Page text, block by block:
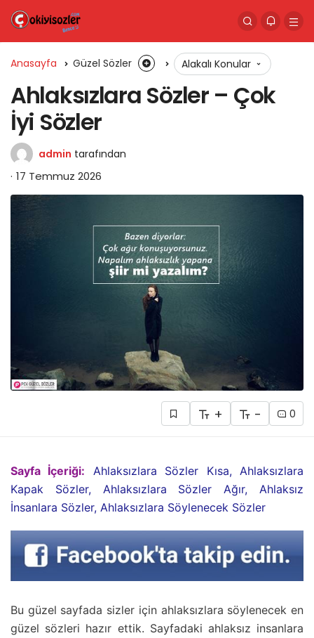
Anasayfa Güzel Sözler Alakalı Konular
Ahlaksızlara Sözler – Çok
İyi Sözler
admin tarafından
17 Temmuz 2026
+ - 0
Sayfa İçeriği:
Ahlaksızlara Sözler Kısa, Ahlaksızlara
Kapak Sözler, Ahlaksızlara Sözler Ağır, Ahlaksız
İnsanlara Sözler, Ahlaksızlara Söylenecek Sözler
Bu güzel sayfada sizler için ahlaksızlara söylenecek en
güzel sözleri hazır ettik. Sayfadaki ahlaksız insanlara